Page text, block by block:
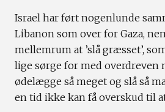
Israel har ført nogenlunde
Libanon som over for Gaza,
mellemrum at ’slå græsset’,
lige sørge for med
ødelægge så meget og slå så
en tid ikke kan få overskud til